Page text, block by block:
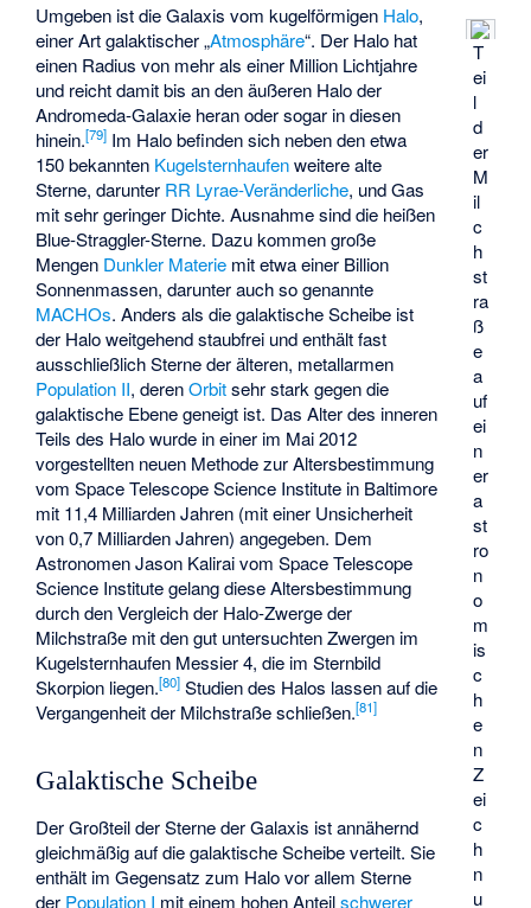
T
ei
l
d
er
M
il
c
h
st
ra
ß
e
a
uf
ei
n
er
a
st
ro
n
o
m
is
c
h
e
n
Z
ei
c
h
n
u
Umgeben ist die Galaxis vom kugelförmigen Halo,
einer Art galaktischer „Atmosphäre“. Der Halo hat
einen Radius von mehr als einer Million Lichtjahre
und reicht damit bis an den äußeren Halo der
Andromeda-Galaxie heran oder sogar in diesen
hinein.[79] Im Halo befinden sich neben den etwa
150 bekannten Kugelsternhaufenweitere alte
Sterne, darunter RR Lyrae-Veränderliche, und Gas
mit sehr geringer Dichte. Ausnahme sind die heißen
Blue-Straggler-Sterne. Dazu kommen große
Mengen Dunkler Materie mit etwa einer Billion
Sonnenmassen, darunter auch so genannte
MACHOs. Anders als die galaktische Scheibe ist
der Halo weitgehend staubfrei und enthält fast
ausschließlich Sterne der älteren, metallarmen
Population II, derenOrbitsehr stark gegen die
galaktische Ebene geneigt ist. Das Alter des inneren
Teils des Halo wurde in einer im Mai 2012
vorgestellten neuen Methode zur Altersbestimmung
vom Space Telescope Science Institute in Baltimore
mit 11,4 Milliarden Jahren (mit einer Unsicherheit
von 0,7 Milliarden Jahren) angegeben. Dem
Astronomen Jason Kalirai vom Space Telescope
Science Institute gelang diese Altersbestimmung
durch den Vergleich der Halo-Zwerge der
Milchstraße mit den gut untersuchten Zwergen im
Kugelsternhaufen Messier 4, die im Sternbild
Skorpion liegen.[80] Studien des Halos lassen auf die
Vergangenheit der Milchstraße schließen.[81]
Galaktische Scheibe
Der Großteil der Sterne der Galaxis ist annähernd
gleichmäßig auf die galaktische Scheibe verteilt. Sie
enthält im Gegensatz zum Halo vor allem Sterne
der Population I mit einem hohen Anteilschwerer